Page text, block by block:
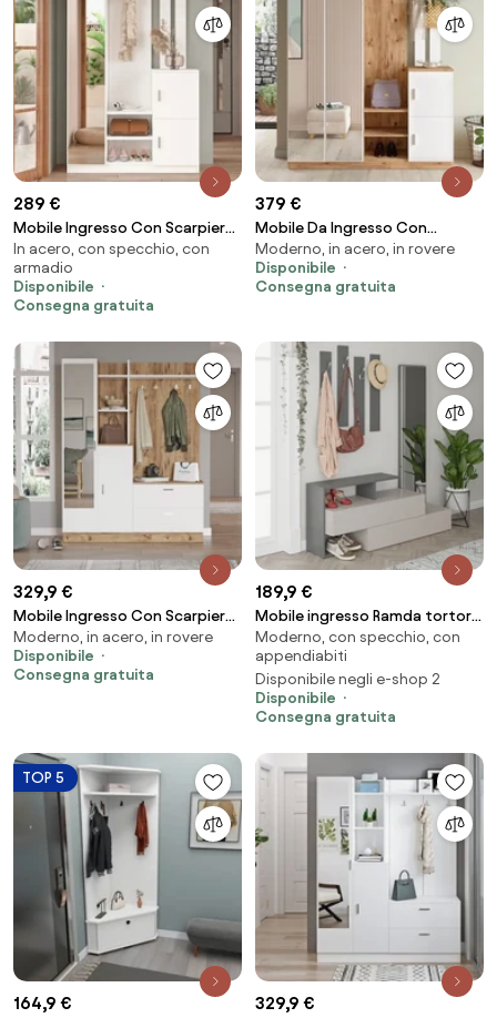
289 €
Mobile Ingresso Con Scarpiera
Appendiabiti E Specchio
113x35x180 Bianco Roger
In acero, con specchio, con
armadio
Disponibile
Consegna gratuita
379 €
Mobile Da Ingresso Con
Scarpiera A 2 Ante Appendiabiti
E Specchio Rovere Bianco
Moderno, in acero, in rovere
Disponibile
Consegna gratuita
329,9 €
Mobile Ingresso Con Scarpiera
Appendiabiti E Specchio
140x37x182 Rovere E Bianco
Wisdom
Moderno, in acero, in rovere
Disponibile
Consegna gratuita
189,9 €
Mobile ingresso Ramda tortora
antracite con scarpiera e
specchio
Moderno, con specchio, con
appendiabiti
Disponibile negli e-shop 2
Disponibile
Consegna gratuita
TOP 5
164,9 € 329,9 €